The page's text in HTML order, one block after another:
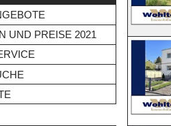
UND PREISE 2021